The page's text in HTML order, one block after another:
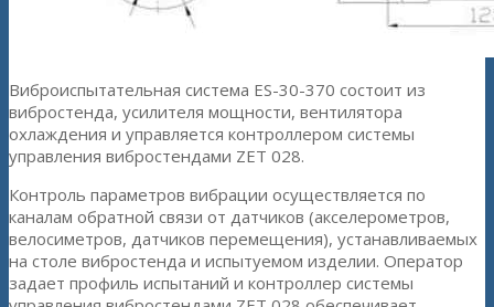
Виброиспытательная система ES-30-370 состоит из
вибростенда, усилителя мощности, вентилятора
охлаждения и управляется контроллером системы
управления вибростендами ZET 028.
Контроль параметров вибрации осуществляется по
каналам обратной связи от датчиков (акселерометров,
велосиметров, датчиков перемещения), устанавливаемых
на столе вибростенда и испытуемом изделии. Оператор
задает профиль испытаний и контроллер системы